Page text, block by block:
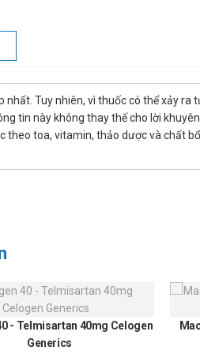
Tuy nhiên, vì thuốc có thể xảy ra
tin này không thay thế cho lời
toa, vitamin, thảo dược và chất
- Telmisartan 40mg Celogen
Generics